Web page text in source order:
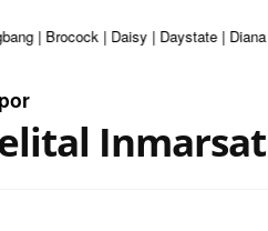
Brocock | Daisy | Daystate | Diana
por